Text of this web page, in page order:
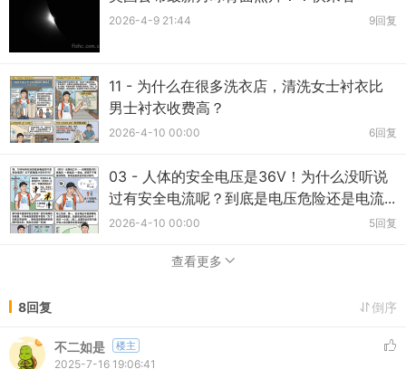
2026-4-9 21:44 9回复
11 - 为什么在很多洗衣店，清洗女士衬衣比
男士衬衣收费高？
2026-4-10 00:00 6回复
03 - 人体的安全电压是36V！为什么没听说
过有安全电流呢？到底是电压危险还是电流...
2026-4-10 00:00 5回复
查看更多
8回复 倒序
不二如是 楼主
2025-7-16 19:06:41